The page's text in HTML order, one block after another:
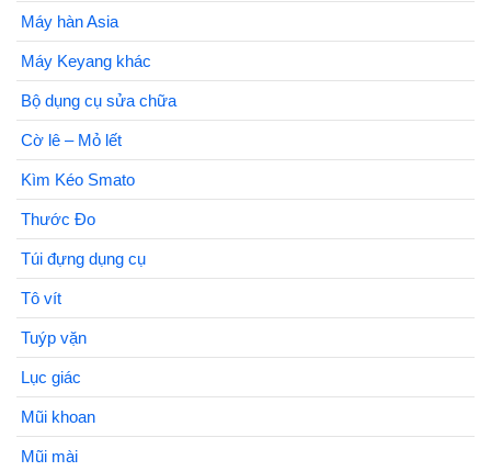
Máy hàn Asia
Máy Keyang khác
Bộ dụng cụ sửa chữa
Cờ lê – Mỏ lết
Kìm Kéo Smato
Thước Đo
Túi đựng dụng cụ
Tô vít
Tuýp vặn
Lục giác
Mũi khoan
Mũi mài